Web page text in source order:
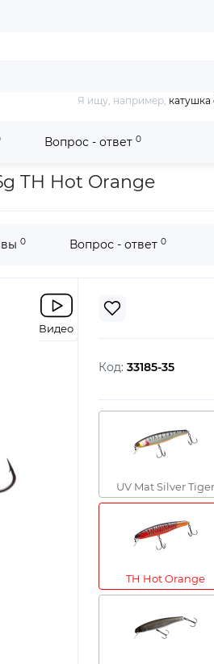
Я ищу, например, катушка
Вопрос - ответ 0
TH Hot Orange
TH Hot Orange
0 Вопрос - ответ 0
Видео
Код: 33185-35
UV Mat Silver Tiger
TH Hot Orange